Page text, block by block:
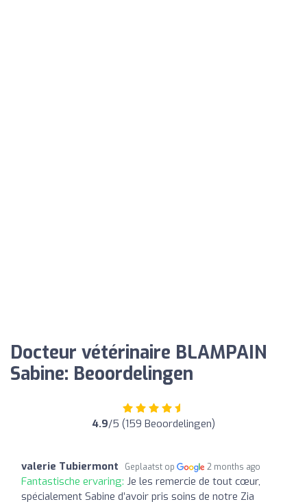
Docteur vétérinaire BLAMPAIN
Sabine: Beoordelingen
4.9/5 (159 Beoordelingen)
valerie Tubiermont Geplaatst op 2 months ago
Fantastische ervaring: Je les remercie de tout cœur,
spécialement Sabine d’avoir pris soins de notre Zia